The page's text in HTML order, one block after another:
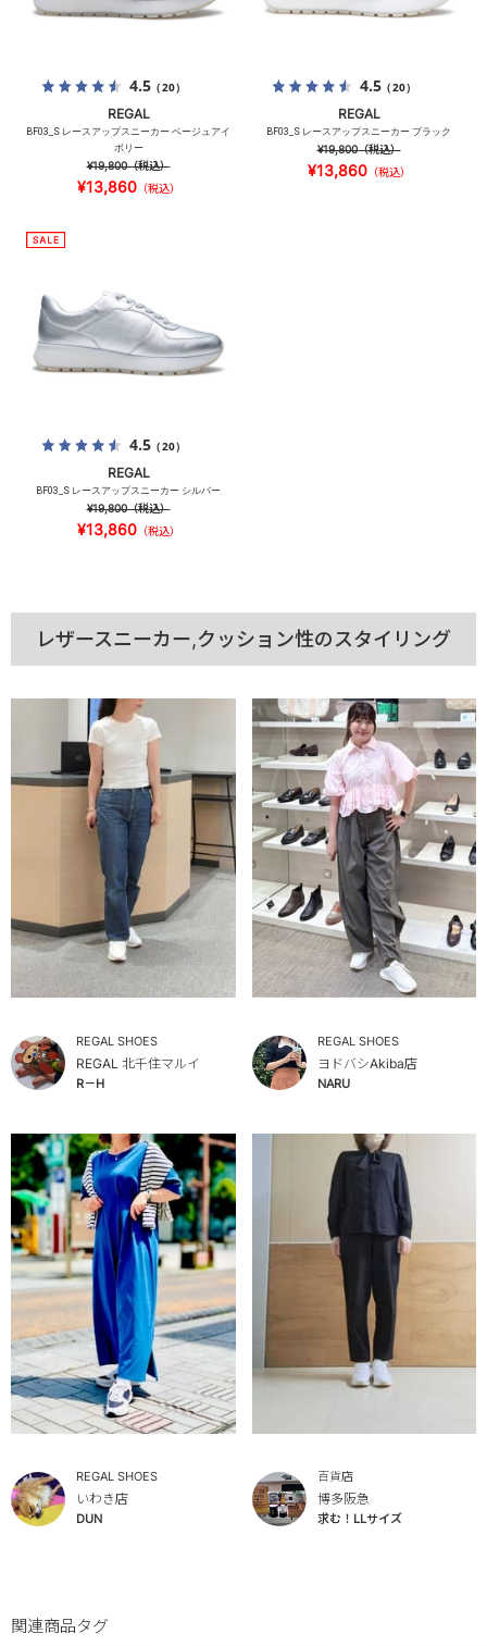
4.5（20）
REGAL
BF03_S レースアップスニーカー ベージュアイ
ボリー
¥19,800（税込）
¥13,860（税込）
4.5（20）
REGAL
BF03_S レースアップスニーカー ブラック
¥19,800（税込）
¥13,860（税込）
4.5（20）
REGAL
BF03_S レースアップスニーカー シルバー
¥19,800（税込）
¥13,860（税込）
レザースニーカー,クッション性のスタイリング
REGAL SHOES
REGAL 北千住マルイ
R－H
REGAL SHOES
ヨドバシAkiba店
NARU
REGAL SHOES
いわき店
DUN
百貨店
博多阪急
求む！LLサイズ
関連商品タグ